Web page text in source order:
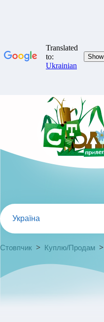
Україна
Стовпчик > Куплю/Продам >